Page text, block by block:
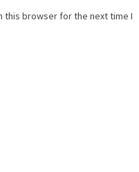
this browser for the next time I